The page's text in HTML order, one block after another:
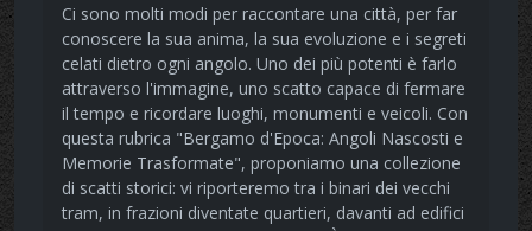
Ci sono molti modi per raccontare una città, per far
conoscere la sua anima, la sua evoluzione e i segreti
celati dietro ogni angolo. Uno dei più potenti è farlo
attraverso l'immagine, uno scatto capace di fermare
il tempo e ricordare luoghi, monumenti e veicoli. Con
questa rubrica "Bergamo d'Epoca: Angoli Nascosti e
Memorie Trasformate", proponiamo una collezione
di scatti storici: vi riporteremo tra i binari dei vecchi
tram, in frazioni diventate quartieri, davanti ad edifici